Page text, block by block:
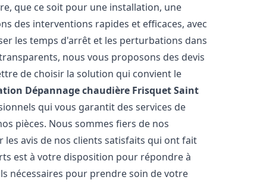
que ce soit pour une installation, une
des interventions rapides et efficaces, avec
les temps d'arrêt et les perturbations dans
nous vous proposons des devis
de choisir la solution qui convient le
Dépannage chaudière FrisquetSaint
qui vous garantit des services de
pièces. Nous sommes fiers de nos
avis de nos clients satisfaits qui ont fait
est à votre disposition pour répondre à
nécessaires pour prendre soin de votre